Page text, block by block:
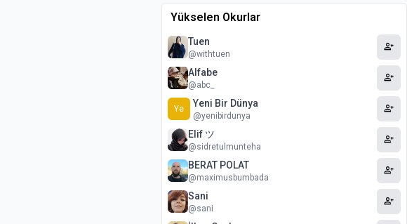
Yükselen Okurlar
Tuen
@withtuen person_add
Alfabe
@abc_ person_add
Ye Yeni Bir Dünya
@yenibirdunya person_add
Elif ツ
@sidretulmunteha person_add
BERAT POLAT
@maximusbumbada person_add
Sani
@sani person_add